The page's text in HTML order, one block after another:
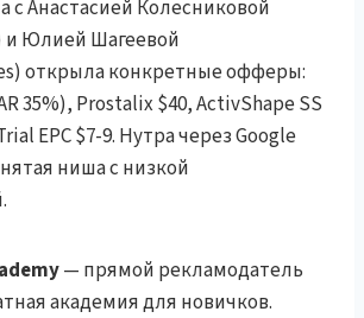
с Анастасией Колесниковой
и Юлией Шагеевой
открыла конкретные офферы:
35%), Prostalix $40, ActivShape SS
EPC $7-9. Нутра через Google
ниша с низкой
— прямой рекламодатель
академия для новичков.